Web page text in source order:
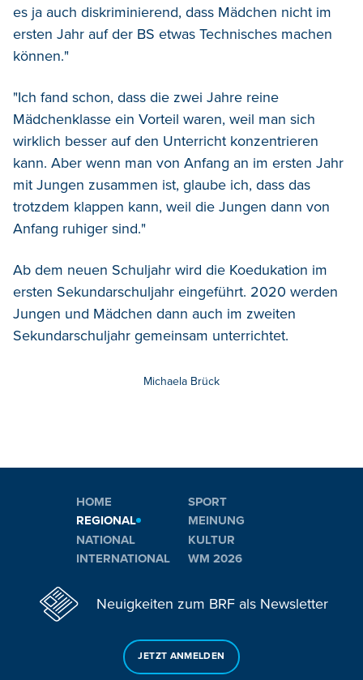
es ja auch diskriminierend, dass Mädchen nicht im
ersten Jahr auf der BS etwas Technisches machen
können."
"Ich fand schon, dass die zwei Jahre reine
Mädchenklasse ein Vorteil waren, weil man sich
wirklich besser auf den Unterricht konzentrieren
kann. Aber wenn man von Anfang an im ersten Jahr
mit Jungen zusammen ist, glaube ich, dass das
trotzdem klappen kann, weil die Jungen dann von
Anfang ruhiger sind."
Ab dem neuen Schuljahr wird die Koedukation im
ersten Sekundarschuljahr eingeführt. 2020 werden
Jungen und Mädchen dann auch im zweiten
Sekundarschuljahr gemeinsam unterrichtet.
Michaela Brück
HOME
REGIONAL
NATIONAL
INTERNATIONAL
SPORT
MEINUNG
KULTUR
WM 2026
Neuigkeiten zum BRF als Newsletter
JETZT ANMELDEN